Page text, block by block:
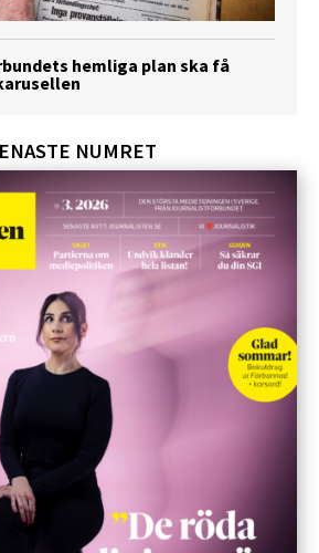
hemliga plan ska få
NUMRET